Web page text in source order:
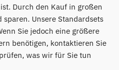
Durch den Kauf in großen
sparen. Unsere Standardsets
Sie jedoch eine größere
benötigen, kontaktieren Sie
was wir für Sie tun